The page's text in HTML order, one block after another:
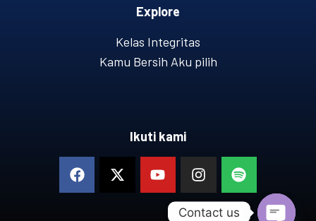
Explore
Kelas Integritas
Kamu Bersih Aku pilih
Ikuti kami
Contact us